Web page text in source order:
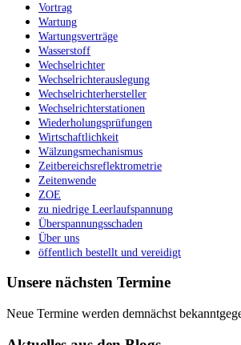
Vortrag
Wartung
Wartungsverträge
Wasserstoff
Wechselrichter
Wechselrichterauslegung
Wechselrichterhersteller
Wechselrichterstationen
Wiederholungsprüfungen
Wirtschaftlichkeit
Wälzungsmechanismus
Zeitbereichsreflektrometrie
Zeitenwende
ZOE
zu niedrige Leerlaufspannung
Überspannungsschaden
Über uns
öffentlich bestellt und vereidigt
Unsere nächsten Termine
Neue Termine werden demnächst